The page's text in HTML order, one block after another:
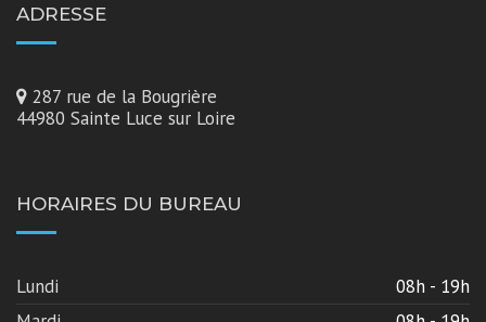
ADRESSE
287 rue de la Bougrière
44980 Sainte Luce sur Loire
HORAIRES DU BUREAU
Lundi
08h - 19h